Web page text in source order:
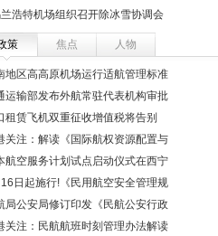
浩特机场组织召开除冰雪协调会
策 焦点 人物
地区高高原机场运行适航管理标准
运输部发布外航常驻代表机构审批
租赁飞机双重征收增值税将告别
关注：解读《国际航权资源配置与
航空服务计划试点启动仪式在西宁
日起施行!《民用航空安全管理规
局公安局修订印发《民航公安行政
关注：民航航班时刻管理办法解读